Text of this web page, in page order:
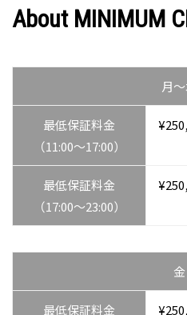
About MINIMUM
⽉
最低保証料⾦
（11:00〜17:00）
最低保証料⾦
（17:00〜23:00）
⾦
最低保証料⾦